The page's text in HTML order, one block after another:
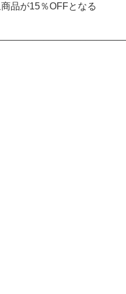
品が15％OFFとなる